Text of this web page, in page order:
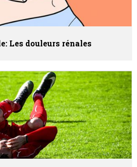
Les douleurs rénales